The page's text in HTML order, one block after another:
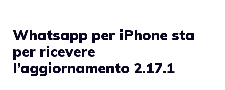
Whatsapp per iPhone sta
per ricevere
l’aggiornamento 2.17.1